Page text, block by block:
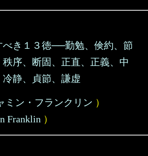
べき１３徳──勤勉、倹約、節
秩序、断固、正直、正義、中
冷静、貞節、謙虚
ミン・フランクリン ）
Franklin ）